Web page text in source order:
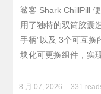
鲨客 Shark ChillPill
用了独特的双筒胶囊
手柄”以及 3个可互换
块化可更换组件，实
8 月 07, 2026 331